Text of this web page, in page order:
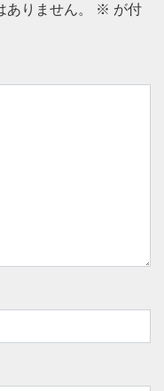
りません。 ※ が付